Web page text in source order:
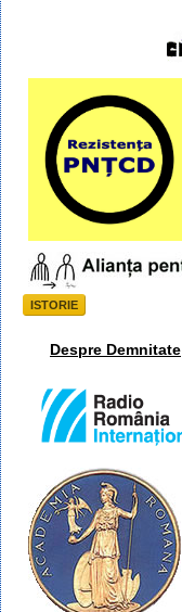
ISTORIE
Despre Demnitate